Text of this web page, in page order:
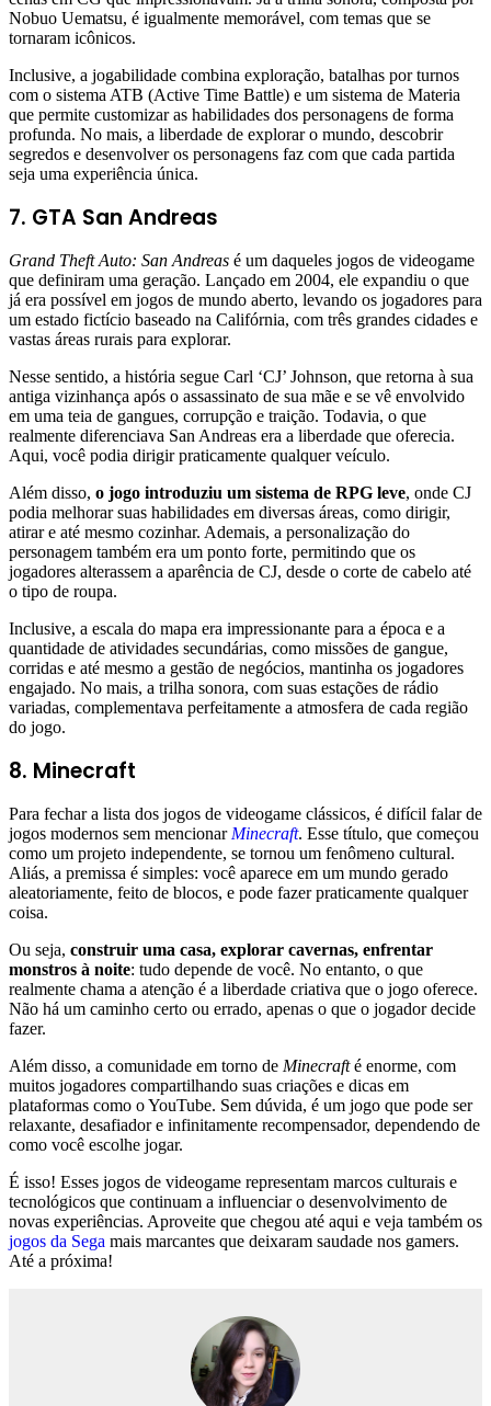
Nobuo Uematsu, é igualmente memorável, com temas que se
tornaram icônicos.
Inclusive, a jogabilidade combina exploração, batalhas por turnos
com o sistema ATB (Active Time Battle) e um sistema de Materia
que permite customizar as habilidades dos personagens de forma
profunda. No mais, a liberdade de explorar o mundo, descobrir
segredos e desenvolver os personagens faz com que cada partida
seja uma experiência única.
7. GTA San Andreas
Grand Theft Auto: San Andreas é um daqueles jogos de videogame
que definiram uma geração. Lançado em 2004, ele expandiu o que
já era possível em jogos de mundo aberto, levando os jogadores para
um estado fictício baseado na Califórnia, com três grandes cidades e
vastas áreas rurais para explorar.
Nesse sentido, a história segue Carl ‘CJ’ Johnson, que retorna à sua
antiga vizinhança após o assassinato de sua mãe e se vê envolvido
em uma teia de gangues, corrupção e traição. Todavia, o que
realmente diferenciava San Andreas era a liberdade que oferecia.
Aqui, você podia dirigir praticamente qualquer veículo.
Além disso, o jogo introduziu um sistema de RPG leve, onde CJ
podia melhorar suas habilidades em diversas áreas, como dirigir,
atirar e até mesmo cozinhar. Ademais, a personalização do
personagem também era um ponto forte, permitindo que os
jogadores alterassem a aparência de CJ, desde o corte de cabelo até
o tipo de roupa.
Inclusive, a escala do mapa era impressionante para a época e a
quantidade de atividades secundárias, como missões de gangue,
corridas e até mesmo a gestão de negócios, mantinha os jogadores
engajado. No mais, a trilha sonora, com suas estações de rádio
variadas, complementava perfeitamente a atmosfera de cada região
do jogo.
8. Minecraft
Para fechar a lista dos jogos de videogame clássicos, é difícil falar de
jogos modernos sem mencionar Minecraft. Esse título, que começou
como um projeto independente, se tornou um fenômeno cultural.
Aliás, a premissa é simples: você aparece em um mundo gerado
aleatoriamente, feito de blocos, e pode fazer praticamente qualquer
coisa.
Ou seja, construir uma casa, explorar cavernas, enfrentar
monstros à noite: tudo depende de você. No entanto, o que
realmente chama a atenção é a liberdade criativa que o jogo oferece.
Não há um caminho certo ou errado, apenas o que o jogador decide
fazer.
Além disso, a comunidade em torno de Minecrafté enorme, com
muitos jogadores compartilhando suas criações e dicas em
plataformas como o YouTube. Sem dúvida, é um jogo que pode ser
relaxante, desafiador e infinitamente recompensador, dependendo de
como você escolhe jogar.
É isso! Esses jogos de videogame representam marcos culturais e
tecnológicos que continuam a influenciar o desenvolvimento de
novas experiências. Aproveite que chegou até aqui e veja também os
jogos da Sega mais marcantes que deixaram saudade nos gamers.
Até a próxima!